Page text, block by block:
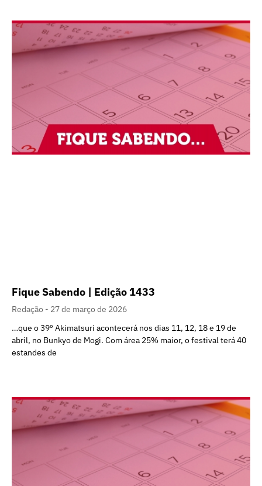
Fique Sabendo | Edição 1433
Redação
27 de março de 2026
…que o 39º Akimatsuri acontecerá nos dias 11, 12, 18 e 19 de
abril, no Bunkyo de Mogi. Com área 25% maior, o festival terá 40
estandes de